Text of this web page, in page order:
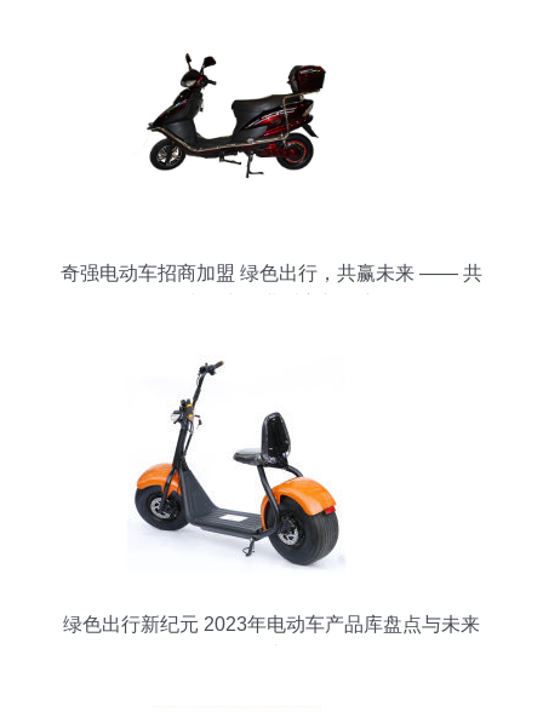
奇强电动车招商加盟 绿色出行，共赢未来 —— 共
绿色出行新纪元 2023年电动车产品库盘点与未来